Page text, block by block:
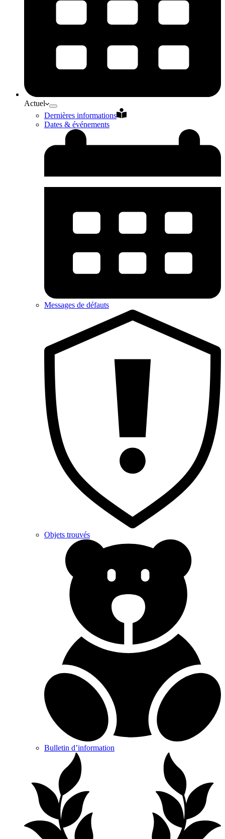
Actuel
Dernières informations
Dates & événements
Messages de défauts
Objets trouvés
Bulletin d’information